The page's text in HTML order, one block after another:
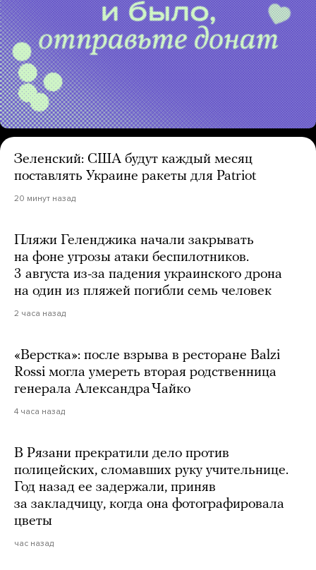
Зеленский: США будут каждый месяц
поставлять Украине ракеты для Patriot
20 минут назад
Пляжи Геленджика начали закрывать
на фоне угрозы атаки беспилотников.
3 августа из-за падения украинского дрона
на один из пляжей погибли семь человек
2 часа назад
«Верстка»: после взрыва в ресторане Balzi
Rossi могла умереть вторая родственница
генерала Александра Чайко
4 часа назад
В Рязани прекратили дело против
полицейских, сломавших руку учительнице.
Год назад ее задержали, приняв
за закладчицу, когда она фотографировала
цветы
час назад